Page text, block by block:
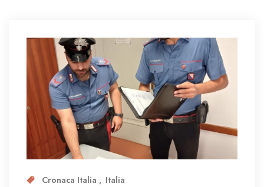
Cronaca Italia Italia